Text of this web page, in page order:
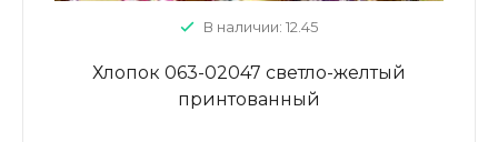
В наличии: 12.45
Хлопок 063-02047 светло-желтый
принтованный